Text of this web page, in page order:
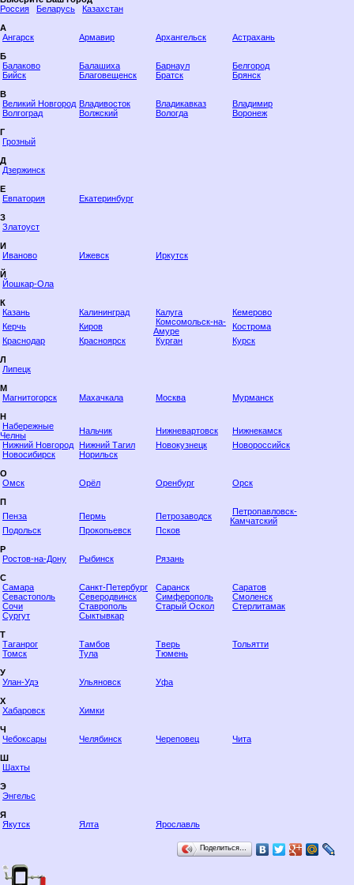
Россия
Беларусь
Казахстан
А
Ангарск
Армавир Архангельск
Астрахань
Б
Балаково
Балашиха Барнаул
Белгород
Бийск
Благовещенск Братск
Брянск
В
Великий Новгород Владивосток Владикавказ
Владимир
Волгоград
Волжский Вологда
Воронеж
Г
Грозный
Д
Дзержинск
Е
Евпатория
Екатеринбург
З
Златоуст
И
Иваново
Ижевск
Иркутск
Й
Йошкар-Ола
К
Казань
Калининград Калуга
Кемерово
Керчь
Киров
Комсомольск-на-
Амуре
Кострома
Краснодар
Красноярск Курган
Курск
Л
Липецк
М
Магнитогорск
Махачкала Москва
Мурманск
Н
Набережные
Челны
Нальчик Нижневартовск
Нижнекамск
Нижний Новгород
Нижний Тагил Новокузнецк
Новороссийск
Новосибирск
Норильск
О
Омск
Орёл Оренбург
Орск
П
Пенза
Пермь Петрозаводск
Петропавловск-
Камчатский
Подольск
Прокопьевск
Псков
Р
Ростов-на-Дону
Рыбинск
Рязань
С
Самара
Санкт-Петербург Саранск
Саратов
Севастополь
Северодвинск Симферополь
Смоленск
Сочи
Ставрополь Старый Оскол
Стерлитамак
Сургут
Сыктывкар
Т
Таганрог
Тамбов Тверь
Тольятти
Томск
Тула
Тюмень
У
Улан-Удэ
Ульяновск
Уфа
Х
Хабаровск
Химки
Ч
Чебоксары
Челябинск Череповец
Чита
Ш
Шахты
Э
Энгельс
Я
Якутск
Ялта Ярославль
Поделиться…